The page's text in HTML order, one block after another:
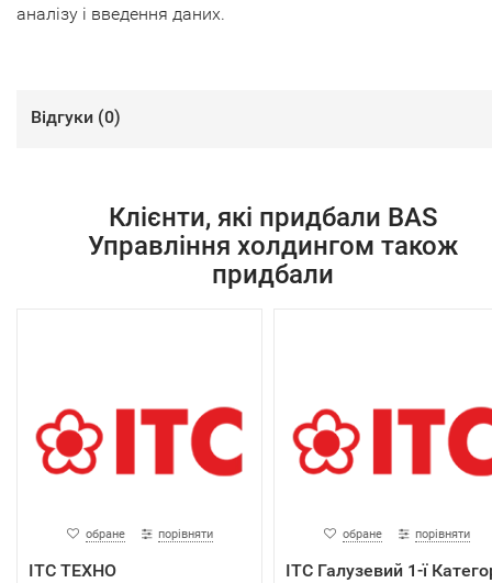
аналізу і введення даних.
Відгуки (0)
Клієнти, які придбали BAS
Управління холдингом також
придбали
обране порівняти
ІТС ТЕХНО
обране порівняти
ІТС Галузевий 1-ї